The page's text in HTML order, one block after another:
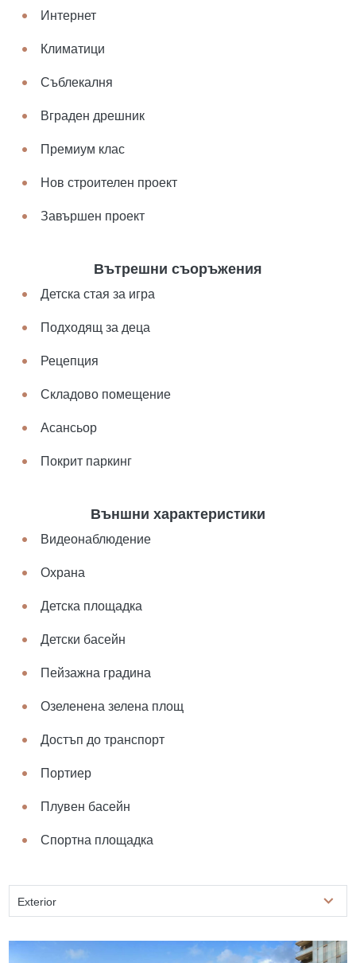
Интернет
Климатици
Съблекалня
Вграден дрешник
Премиум клас
Нов строителен проект
Завършен проект
Вътрешни съоръжения
Детска стая за игра
Подходящ за деца
Рецепция
Складово помещение
Асансьор
Покрит паркинг
Външни характеристики
Видеонаблюдение
Охрана
Детска площадка
Детски басейн
Пейзажна градина
Озеленена зелена площ
Достъп до транспорт
Портиер
Плувен басейн
Спортна площадка
Exterior